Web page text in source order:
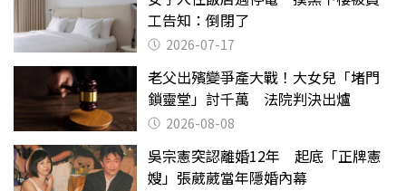
工告知：倒閉了
2026-07-17
老父出殯變爭產大戰！大女兒「堵門
鎖靈堂」討千萬 法院判決出爐
2026-08-08
吳宗憲突認離婚12年 起底「正牌憲
嫂」張葳葳當年隱婚內幕